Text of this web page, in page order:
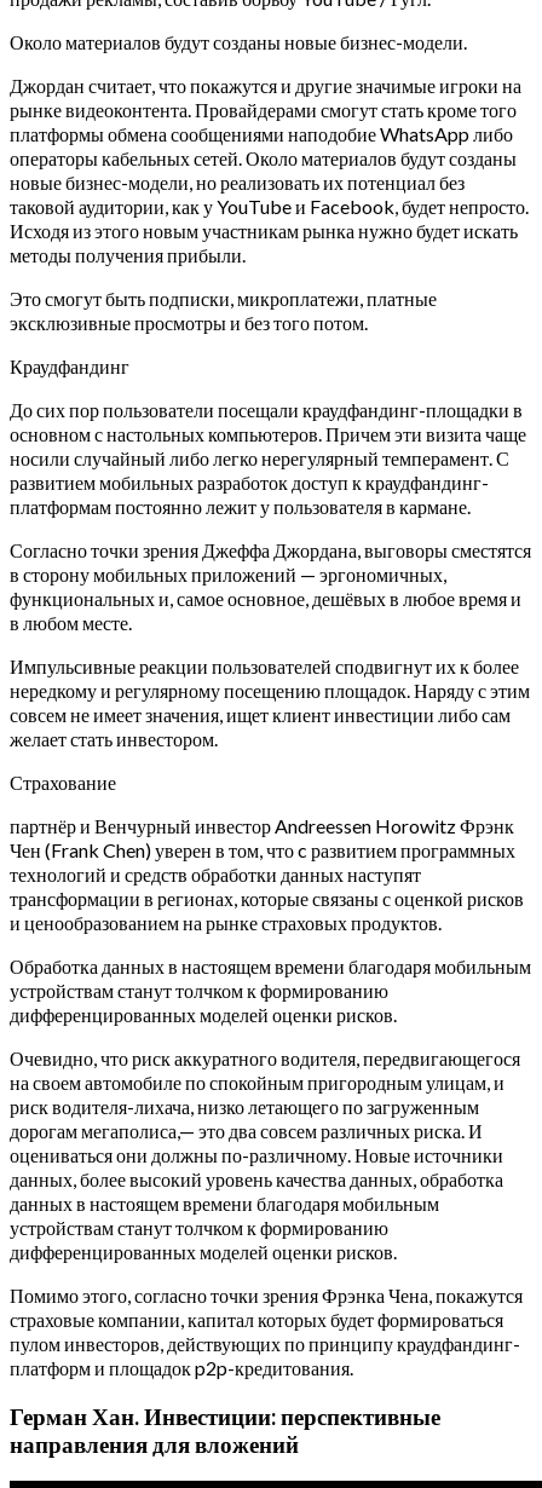
Около материалов будут созданы новые бизнес-модели.
Джордан считает, что покажутся и другие значимые игроки на
рынке видеоконтента. Провайдерами смогут стать кроме того
платформы обмена сообщениями наподобие WhatsApp либо
операторы кабельных сетей. Около материалов будут созданы
новые бизнес-модели, но реализовать их потенциал без
таковой аудитории, как у YouTube и Facebook, будет непросто.
Исходя из этого новым участникам рынка нужно будет искать
методы получения прибыли.
Это смогут быть подписки, микроплатежи, платные
эксклюзивные просмотры и без того потом.
Краудфандинг
До сих пор пользователи посещали краудфандинг-площадки в
основном с настольных компьютеров. Причем эти визита чаще
носили случайный либо легко нерегулярный темперамент. С
развитием мобильных разработок доступ к краудфандинг-
платформам постоянно лежит у пользователя в кармане.
Согласно точки зрения Джеффа Джордана, выговоры сместятся
в сторону мобильных приложений — эргономичных,
функциональных и, самое основное, дешёвых в любое время и
в любом месте.
Импульсивные реакции пользователей сподвигнут их к более
нередкому и регулярному посещению площадок. Наряду с этим
совсем не имеет значения, ищет клиент инвестиции либо сам
желает стать инвестором.
Страхование
партнёр и Венчурный инвестор Andreessen Horowitz Фрэнк
Чен (Frank Chen) уверен в том, что c развитием программных
технологий и средств обработки данных наступят
трансформации в регионах, которые связаны с оценкой рисков
и ценообразованием на рынке страховых продуктов.
Обработка данных в настоящем времени благодаря мобильным
устройствам станут толчком к формированию
дифференцированных моделей оценки рисков.
Очевидно, что риск аккуратного водителя, передвигающегося
на своем автомобиле по спокойным пригородным улицам, и
риск водителя-лихача, низко летающего по загруженным
дорогам мегаполиса,— это два совсем различных риска. И
оцениваться они должны по-различному. Новые источники
данных, более высокий уровень качества данных, обработка
данных в настоящем времени благодаря мобильным
устройствам станут толчком к формированию
дифференцированных моделей оценки рисков.
Помимо этого, согласно точки зрения Фрэнка Чена, покажутся
страховые компании, капитал которых будет формироваться
пулом инвесторов, действующих по принципу краудфандинг-
платформ и площадок p2p-кредитования.
Герман Хан. Инвестиции: перспективные
направления для вложений